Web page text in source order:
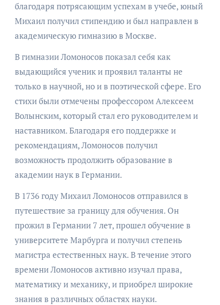
благодаря потрясающим успехам в учебе, юный
Михаил получил стипендию и был направлен в
академическую гимназию в Москве.
В гимназии Ломоносов показал себя как
выдающийся ученик и проявил таланты не
только в научной, но и в поэтической сфере. Его
стихи были отмечены профессором Алексеем
Волынским, который стал его руководителем и
наставником. Благодаря его поддержке и
рекомендациям, Ломоносов получил
возможность продолжить образование в
академии наук в Германии.
В 1736 году Михаил Ломоносов отправился в
путешествие за границу для обучения. Он
прожил в Германии 7 лет, прошел обучение в
университете Марбурга и получил степень
магистра естественных наук. В течение этого
времени Ломоносов активно изучал права,
математику и механику, и приобрел широкие
знания в различных областях науки.